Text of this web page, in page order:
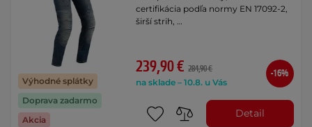
Výhodné splátky
Doprava zadarmo
Akcia
certifikácia podľa normy EN 17092-2,
širší strih, …
239,90 € 284,90 €
na sklade – 10.8. u Vás
-16%
Detail